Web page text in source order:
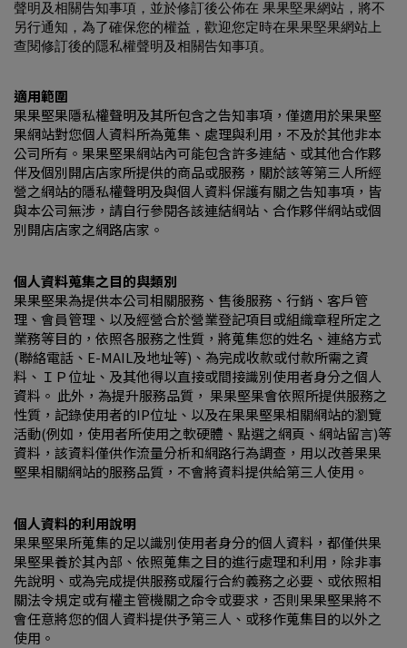
聲明及相關告知事項，並於修訂後公佈在 果果堅果網站，將不
另行通知，為了確保您的權益，歡迎您定時在果果堅果網站上
查閱修訂後的隱私權聲明及相關告知事項。
適用範圍
果果堅果隱私權聲明及其所包含之告知事項，僅適用於果果堅
果網站對您個人資料所為蒐集、處理與利用，不及於其他非本
公司所有。果果堅果網站內可能包含許多連結、或其他合作夥
伴及個別開店店家所提供的商品或服務，關於該等第三人所經
營之網站的隱私權聲明及與個人資料保護有關之告知事項，皆
與本公司無涉，請自行參閱各該連結網站、合作夥伴網站或個
別開店店家之網路店家。
個人資料蒐集之目的與類別
果果堅果為提供本公司相關服務、售後服務、行銷、客戶管
理、會員管理、以及經營合於營業登記項目或組織章程所定之
業務等目的，依照各服務之性質，將蒐集您的姓名、連絡方式
(聯絡電話、E-MAIL及地址等)、為完成收款或付款所需之資
料、ＩＰ位址、及其他得以直接或間接識別使用者身分之個人
資料。 此外，為提升服務品質， 果果堅果會依照所提供服務之
性質，記錄使用者的IP位址、以及在果果堅果相關網站的瀏覽
活動(例如，使用者所使用之軟硬體、點選之網頁、網站留言)等
資料，該資料僅供作流量分析和網路行為調查，用以改善果果
堅果相關網站的服務品質，不會將資料提供給第三人使用。
個人資料的利用說明
果果堅果所蒐集的足以識別使用者身分的個人資料，都僅供果
果堅果養於其內部、依照蒐集之目的進行處理和利用，除非事
先說明、或為完成提供服務或履行合約義務之必要、或依照相
關法令規定或有權主管機關之命令或要求，否則果果堅果將不
會任意將您的個人資料提供予第三人、或移作蒐集目的以外之
使用。